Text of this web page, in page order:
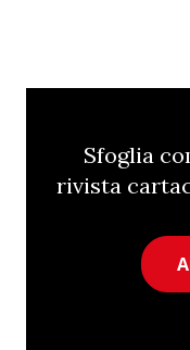
Sfoglia
rivista